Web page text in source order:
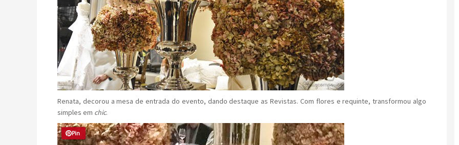
Renata, decorou a mesa de entrada do evento, dando destaque as Revistas. Com flores e requinte, transformou algo
simples em chic.
Pin